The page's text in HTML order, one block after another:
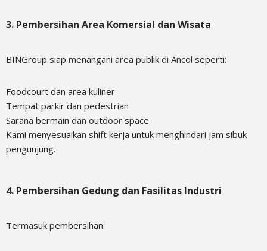
3. Pembersihan Area Komersial dan Wisata
BINGroup siap menangani area publik di Ancol seperti:
Foodcourt dan area kuliner
Tempat parkir dan pedestrian
Sarana bermain dan outdoor space
Kami menyesuaikan shift kerja untuk menghindari jam sibuk
pengunjung.
4. Pembersihan Gedung dan Fasilitas Industri
Termasuk pembersihan: